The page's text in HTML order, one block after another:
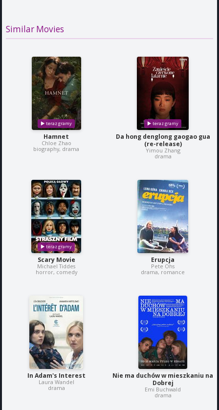
Similar Movies
Hamnet
Chloe Zhao
biography, drama
Da hong denglong gaogao gua
(re-release)
Yimou Zhang
drama
Scary Movie
Michael Tiddes
horror, comedy
Erupcja
Pete Ohs
drama, romance
In Adam's Interest
Laura Wandel
drama
Nie ma duchów w mieszkaniu na
Dobrej
Emi Buchwald
drama